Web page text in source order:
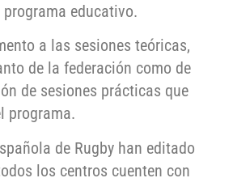
educativo.
a las sesiones teóricas,
de la federación como de
de sesiones prácticas que
programa.
de Rugby han editado
los centros cuenten con